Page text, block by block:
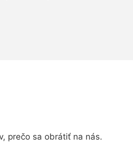
prečo sa obrátiť na nás.